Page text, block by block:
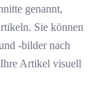
genannt,
Sie können
-bilder nach
Artikel visuell